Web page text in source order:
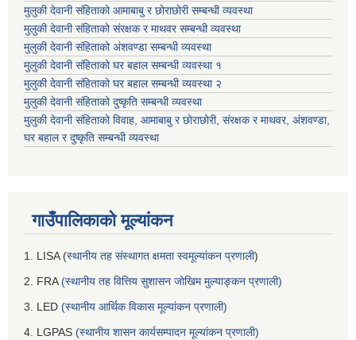
मुलुकी देवानी संहिताको आमाबाबु र छोराछोरी सम्बन्धी व्यवस्था
मुलुकी देवानी संहिताको संरक्षक र माथवर सम्बन्धी व्यवस्था
मुलुकी देवानी संहिताको अंशवण्डा सम्बन्धी व्यवस्था
मुलुकी देवानी संहिताको घर बहाल सम्बन्धी व्यवस्था १
मुलुकी देवानी संहिताको घर बहाल सम्बन्धी व्यवस्था २
मुलुकी देवानी संहिताको दुष्कृति सम्बन्धी व्यवस्था
मुलुकी देवानी संहिताको विवाह, आमाबाबु र छोराछोरी, संरक्षक र माथवर, अंशवण्डा,
घर बहाल र दुष्कृति सम्बन्धी व्यवस्था
गाउँपालिकाको मूल्यांकन
1. LISA (स्थानीय तह संस्थागत क्षमता स्वमूल्यांकन प्रणाली)
2. FRA(स्थानीय तह वित्तिय सुशासन जोखिम मुल्याङ्कन प्रणाली)
3. LED (स्थानीय आर्थिक विकास मूल्यांकन प्रणाली)
4. LGPAS (स्थानीय शासन कार्यसम्पादन मूल्यांकन प्रणाली)